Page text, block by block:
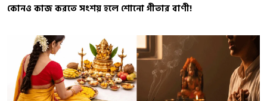
কোন‌ও কাজ করতে সংশয় হলে শোনো গীতার বাণী!